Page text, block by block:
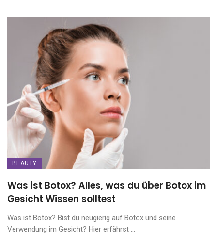
BEAUTY
Was ist Botox? Alles, was du über Botox im
Gesicht Wissen solltest
Was ist Botox? Bist du neugierig auf Botox und seine
Verwendung im Gesicht? Hier erfährst ...